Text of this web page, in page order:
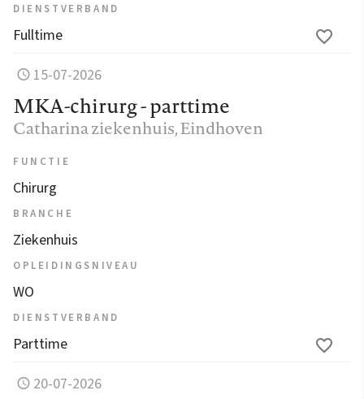
DIENSTVERBAND
Fulltime
15-07-2026
MKA-chirurg - parttime
Catharina ziekenhuis, Eindhoven
FUNCTIE
Chirurg
BRANCHE
Ziekenhuis
OPLEIDINGSNIVEAU
WO
DIENSTVERBAND
Parttime
20-07-2026